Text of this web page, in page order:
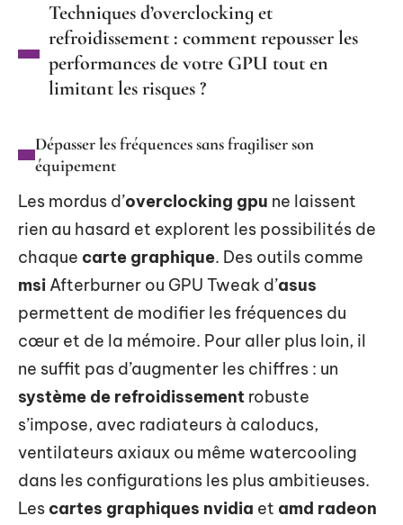
Techniques d’overclocking et
refroidissement : comment repousser les
performances de votre GPU tout en
limitant les risques ?
Dépasser les fréquences sans fragiliser son
équipement
Les mordus d’overclocking gpu ne laissent
rien au hasard et explorent les possibilités de
chaque carte graphique. Des outils comme
msi Afterburner ou GPU Tweak d’asus
permettent de modifier les fréquences du
cœur et de la mémoire. Pour aller plus loin, il
ne suffit pas d’augmenter les chiffres : un
système de refroidissement robuste
s’impose, avec radiateurs à caloducs,
ventilateurs axiaux ou même watercooling
dans les configurations les plus ambitieuses.
Les cartes graphiques nvidia et amd radeon